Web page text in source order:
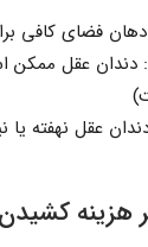
دهان فضای کافی
: دندان عقل ممکن
عقل نهفته
کشیدن